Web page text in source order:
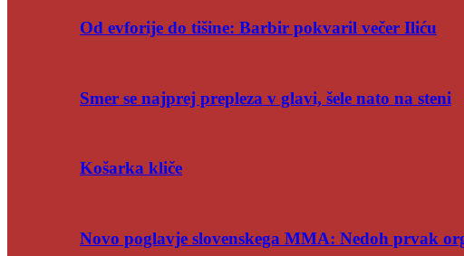
Od evforije do tišine: Barbir pokvaril večer Iliću
Smer se najprej prepleza v glavi, šele nato na steni
Košarka kliče
Novo poglavje slovenskega MMA: Nedoh prvak